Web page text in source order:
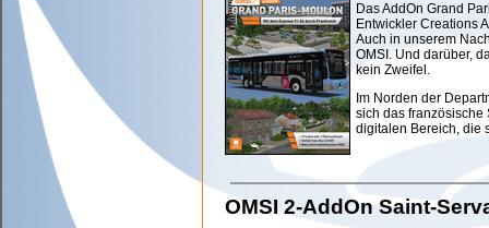
Das AddOn Grand
Entwickler Creations
Auch in unserem
OMSI. Und darüber,
kein Zweifel.
Im Norden der
sich das französische
digitalen Bereich, die
OMSI 2-AddOn Saint-